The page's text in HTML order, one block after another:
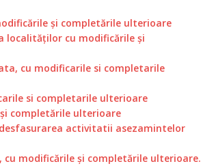
și completările ulterioare
localităților cu modificările și
cu modificarile si completarile
si completarile ulterioare
completările ulterioare
activitatii asezamintelor
cu modificările și completările ulterioare.